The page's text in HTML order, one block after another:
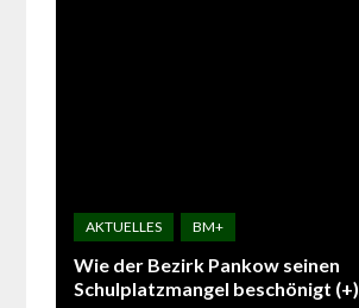
Wie der Bezirk Pankow seinen
Schulplatzmangel beschönigt (+)